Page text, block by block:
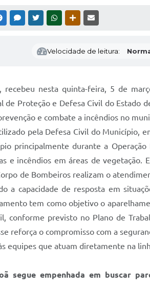
FACEBOOKMESSENGER
TWITTERWHATSAPPOUTRAS MÍDIAS
Velocidade de leitura:
recebeu nesta quinta-feira, 5 de
de Proteção e Defesa Civil do Estado
e combate a incêndios no
pela Defesa Civil do Município,
principalmente durante a
e incêndios em áreas de
de Bombeiros realizam o
a capacidade de resposta em
tem como objetivo o
conforme previsto no Plano de
reforça o compromisso com a
equipes que atuam diretamente na
segue empenhada em buscar